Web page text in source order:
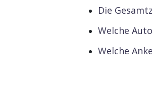
Die
Welche
Welche